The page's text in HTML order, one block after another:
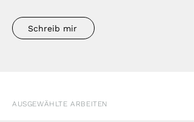
Schreib mir
AUSGEWÄHLTE ARBEITEN